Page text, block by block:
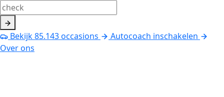
Bekijk85.143occasions
Autocoach inschakelen
Over ons